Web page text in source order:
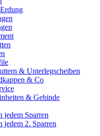
& Unterlegscheiben
& Co
& Gebinde
jedem Sparren
jedem 2. Sparren